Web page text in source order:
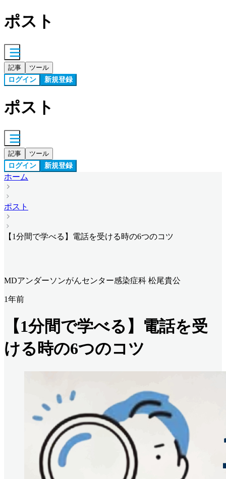
ポスト
記事 ツール
ログイン 新規登録
ポスト
記事 ツール
ログイン 新規登録
ホーム
ポスト
【1分間で学べる】電話を受ける時の6つのコツ
MDアンダーソンがんセンター感染症科 松尾貴公
1年前
【1分間で学べる】電話を受
ける時の6つのコツ